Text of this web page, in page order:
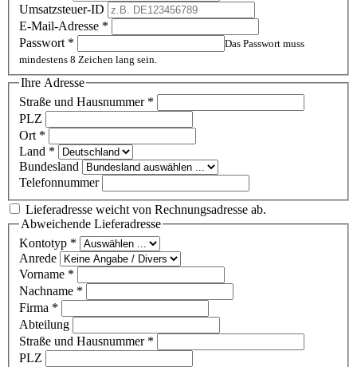
Umsatzsteuer-ID
E-Mail-Adresse *
Passwort *
Das Passwort muss
mindestens 8 Zeichen lang sein.
Ihre Adresse
Straße und Hausnummer *
PLZ
Ort *
Land *
Bundesland
Telefonnummer
Lieferadresse weicht von Rechnungsadresse ab.
Abweichende Lieferadresse
Kontotyp *
Anrede
Vorname *
Nachname *
Firma *
Abteilung
Straße und Hausnummer *
PLZ